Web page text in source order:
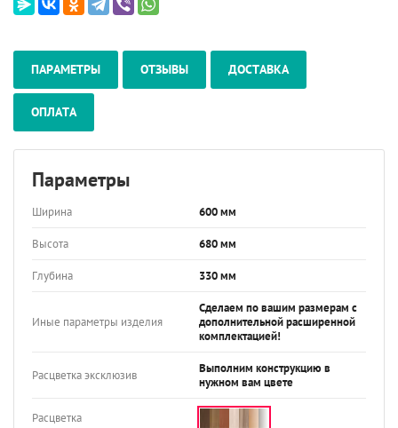
ПАРАМЕТРЫ ОТЗЫВЫ ДОСТАВКА
ОПЛАТА
Параметры
Ширина 600 мм
Высота 680 мм
Глубина 330 мм
Иные параметры изделия
Сделаем по вашим размерам с
дополнительной расширенной
комплектацией!
Расцветка эксклюзив
Выполним конструкцию в
нужном вам цвете
Расцветка